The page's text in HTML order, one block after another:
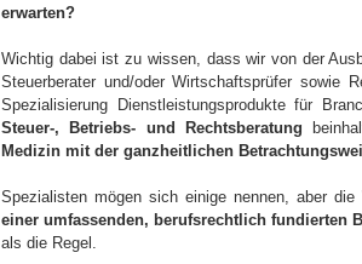
erwarten?
Wichtig dabei ist zu wissen, dass wir von der
Steuerberater und/oder Wirtschaftsprüfer sowie
Spezialisierung Dienstleistungsprodukte für
Steuer-, Betriebs- und Rechtsberatung
Medizin mit der ganzheitlichen
Spezialisten mögen sich einige nennen, aber die
einer umfassenden, berufsrechtlich fundierten
als die Regel.